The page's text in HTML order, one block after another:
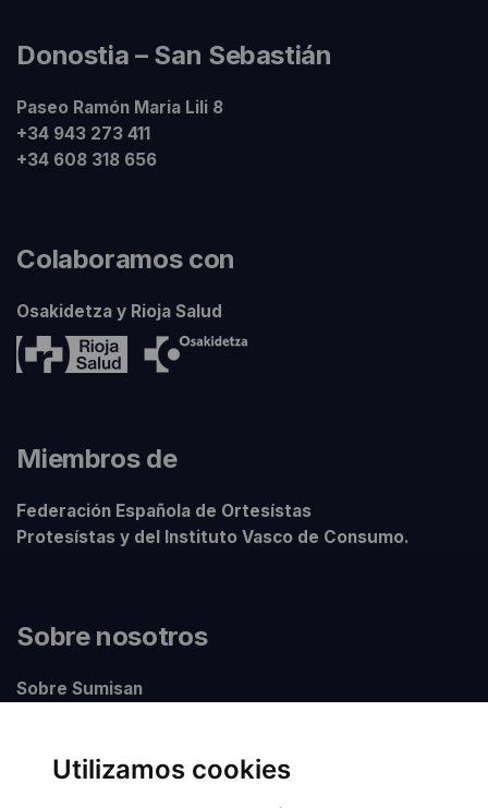
Utilizamos cookies
Donostia – San Sebastián
Paseo Ramón Maria Lili 8
+34 943 273 411
+34 608 318 656
Colaboramos con
Osakidetza y Rioja Salud
Miembros de
Federación Española de Ortesístas
Protesístas y del Instituto Vasco de Consumo.
Sobre nosotros
Sobre Sumisan